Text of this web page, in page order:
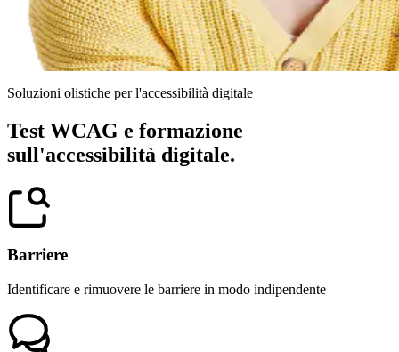
Soluzioni olistiche per l'accessibilità digitale
Test WCAG e formazione
sull'accessibilità digitale.
Barriere
Identificare e rimuovere le barriere in modo indipendente